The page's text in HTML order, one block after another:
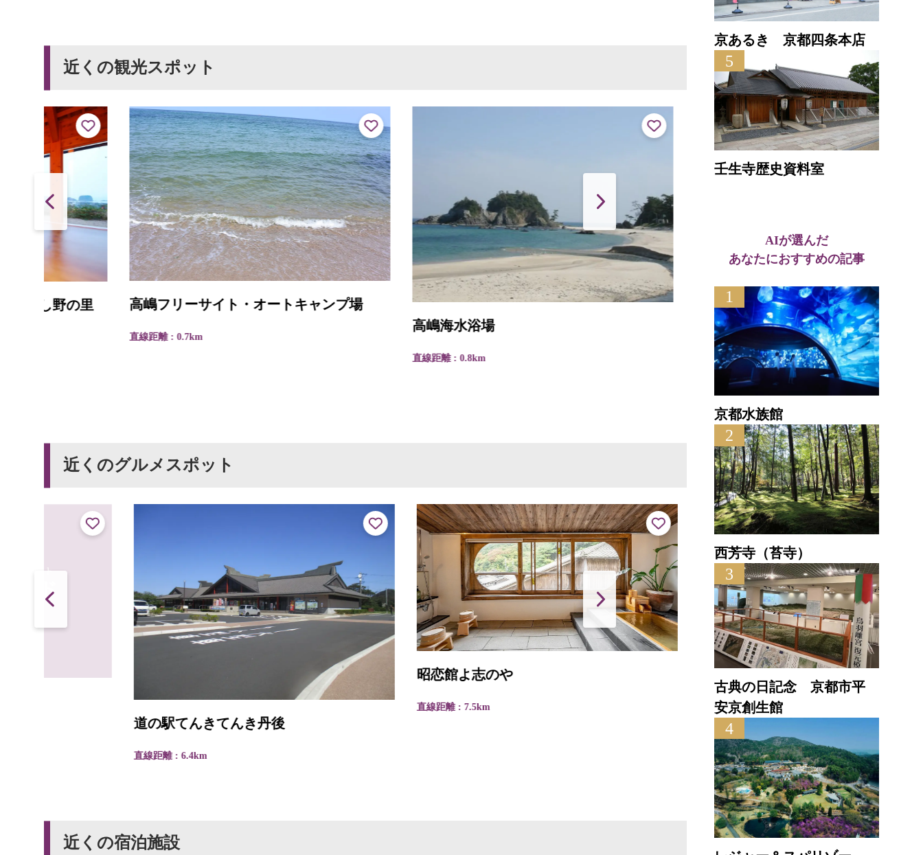
近くの観光スポット
高嶋フリーサイト・オートキャンプ場 中浜海水浴場
近くのグルメスポット
道の駅てんきてんき丹後
昭恋館よ志のや
近くの宿泊施設
京あるき 京都四条本店
5
壬生寺歴史資料室
AIが選んだ
あなたにおすすめの記事
1
京都水族館
2
西芳寺（苔寺）
3
古典の日記念 京都市平
安京創生館
4